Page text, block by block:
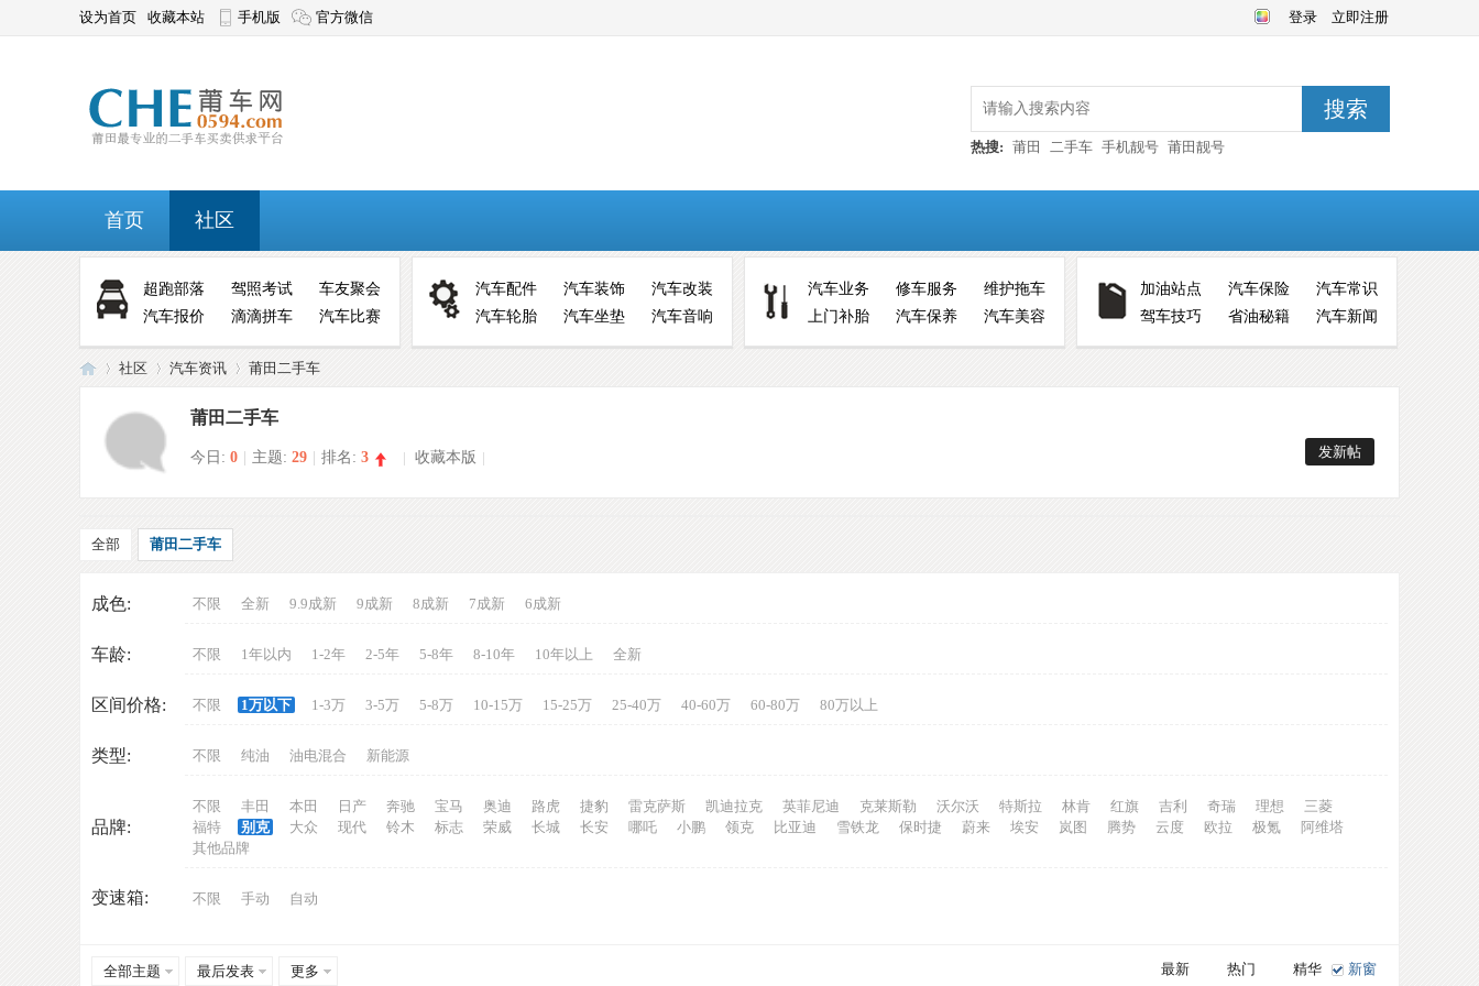
设为首页 收藏本站 手机版 官方微信 登录 立即注册
搜索
热搜: 莆田 二手车 手机靓号 莆田靓号
首页 社区
超跑部落 驾照考试
车友聚会
汽车报价
滴滴拼车 汽车比赛
汽车配件 汽车装饰
汽车改装
汽车轮胎
汽车坐垫 汽车音响
汽车业务 修车服务
维护拖车
上门补胎
汽车保养 汽车美容
加油站点 汽车保险
汽车常识
驾车技巧
省油秘籍 汽车新闻
网
社区
›
汽车资讯
›
莆田二手车
莆田二手车
今日: 0 主题: 29 排名: 3 | 收藏本版 | 发新帖
全部 莆田二手车
成色: 不限 全新 9.9成新 9成新 8成新 7成新 6成新
车龄: 不限 1年以内 1-2年 2-5年 5-8年 8-10年 10年以上 全新
区间价格: 不限 1万以下 1-3万 3-5万 5-8万 10-15万 15-25万 25-40万 40-60万 60-80万 80万以上
类型: 不限 纯油 油电混合 新能源
品牌:
不限 丰田 本田 日产 奔驰 宝马 奥迪 路虎 捷豹 雷克萨斯 凯迪拉克 英菲尼迪 克莱斯勒 沃尔沃 特斯拉 林肯 红旗 吉利 奇瑞 理想
三菱
福特
别克 大众 现代 铃木 标志 荣威 长城 长安 哪吒 小鹏 领克 比亚迪 雪铁龙 保时捷 蔚来 埃安 岚图 腾势 云度 欧拉 极氪
阿维塔
其他品牌
变速箱: 不限 手动 自动
全部主题 最后发表 更多 最新 热门 精华 新窗